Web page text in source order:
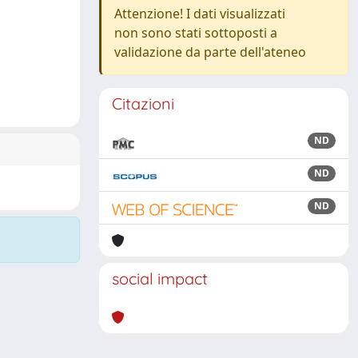
Attenzione! I dati visualizzati
non sono stati sottoposti a
validazione da parte dell'ateneo
Citazioni
ND
ND
ND
social impact